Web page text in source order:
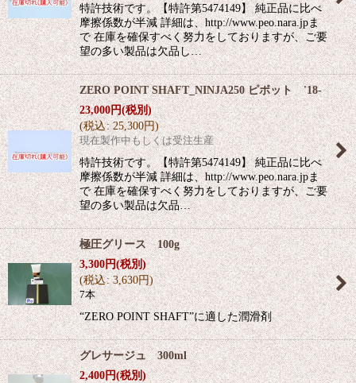
特許技術です。【特許第5474149】 純正品に比べ
摩擦係数が半減 詳細は、http://www.peo.nara.jpま
で 在庫を確保すべく努力をしておりますが、ご要
望の多い製品は欠品し…
ZERO POINT SHAFT_NINJA250 ピボット '18-
23,000円(税別)
(税込: 25,300円)
現在製作中もしくは受注生産
特許技術です。【特許第5474149】 純正品に比べ
摩擦係数が半減 詳細は、http://www.peo.nara.jpま
で 在庫を確保すべく努力をしておりますが、ご要
望の多い製品は欠品…
極圧グリース 100g
3,300円(税別)
(税込: 3,630円)
7本
“ZERO POINT SHAFT”に適した潤滑剤
グレサージュ 300ml
2,400円(税別)